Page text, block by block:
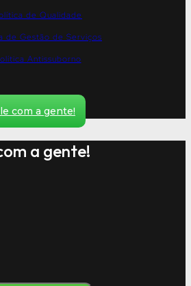
de Qualidade
de Gestão de Serviços
Antissuborno
com a gente!
a gente!